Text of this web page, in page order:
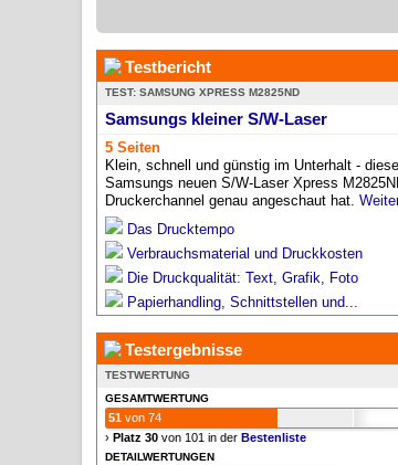
Testbericht
TEST: SAMSUNG XPRESS M2825ND
Samsungs kleiner S/W-Laser
5 Seiten
Klein, schnell und günstig im Unterhalt -
Samsungs neuen S/W-Laser Xpress
Druckerchannel genau angeschaut hat.
Das Drucktempo
Verbrauchsmaterial und Druckkosten
Die Druckqualität: Text, Grafik, Foto
Papierhandling, Schnittstellen und...
Testergebnisse
TESTWERTUNG
GESAMTWERTUNG
51 von 74
› Platz 30 von 101 in der Bestenliste
DETAILWERTUNGEN